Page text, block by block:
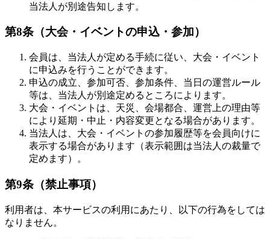
当法人が別途告知します。
第8条（大会・イベントの申込・参加）
会員は、当法人が定める手続に従い、大会・イベント
に申込みを行うことができます。
申込の成立、参加可否、参加条件、当日の運営ルール
等は、当法人が別途定めるところによります。
大会・イベントは、天災、会場都合、運営上の理由等
により延期・中止・内容変更となる場合があります。
当法人は、大会・イベントの参加履歴等を会員向けに
表示する場合があります（表示範囲は当法人の裁量で
定めます）。
第9条（禁止事項）
利用者は、本サービスの利用にあたり、以下の行為をしては
なりません。